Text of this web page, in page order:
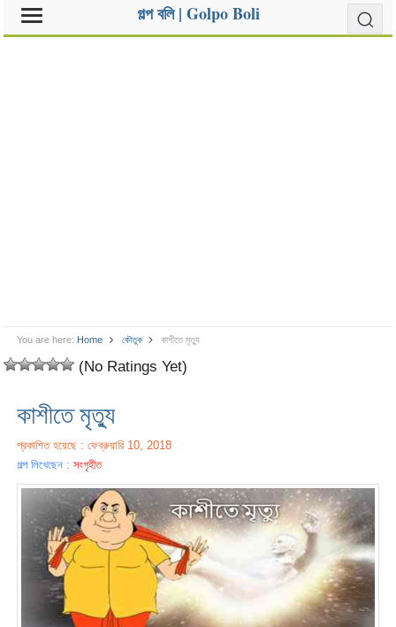
গল্প বলি | Golpo Boli
You are here: Home কৌতুক কাশীতে মৃত্যু
(No Ratings Yet)
কাশীতে মৃত্যু
প্রকাশিত হয়েছে : ফেব্রুয়ারি 10, 2018
গল্প লিখেছেন :সংগৃহীত